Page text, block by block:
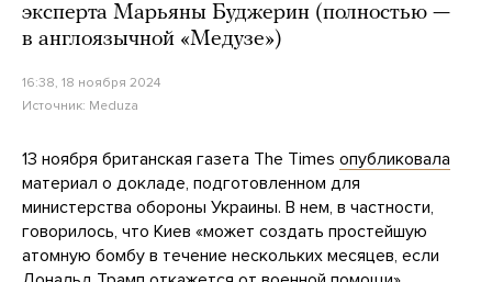
эксперта Марьяны Буджерин (полностью —
в англоязычной «Медузе»)
16:38, 18 ноября 2024
Источник: Meduza
13 ноября британская газета The Times опубликовала
материал о докладе, подготовленном для
министерства обороны Украины. В нем, в частности,
говорилось, что Киев «может создать простейшую
атомную бомбу в течение нескольких месяцев, если